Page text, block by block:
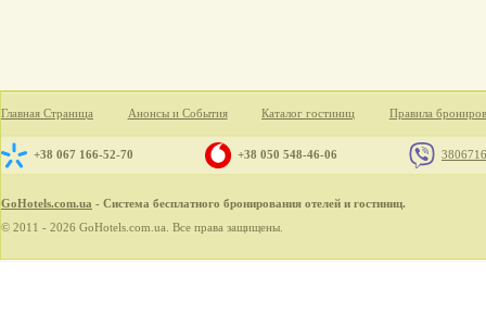
Главная Страница Анонсы и События Каталог гостиниц Правила
+38 067 166-52-70 +38 050 548-46-06
GoHotels.com.ua - Система бесплатного бронирования отелей и гостиниц.
© 2011 - 2026 GoHotels.com.ua. Все права защищены.